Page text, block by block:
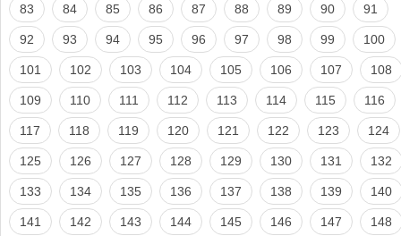
83 84 85 86 87 88 89 90 91
92 93 94 95 96 97 98 99 100
101 102 103 104 105 106 107 108
109 110 111 112 113 114 115 116
117 118 119 120 121 122 123 124
125 126 127 128 129 130 131 132
133 134 135 136 137 138 139 140
141 142 143 144 145 146 147 148